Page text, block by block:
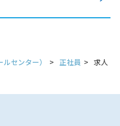
センター） 正社員
求人